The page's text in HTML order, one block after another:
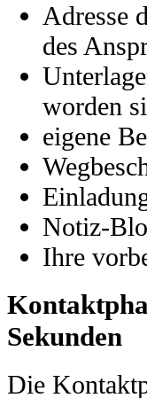
Adresse
des
worden
eigene
Notiz-
Ihre
Sekunden
Die